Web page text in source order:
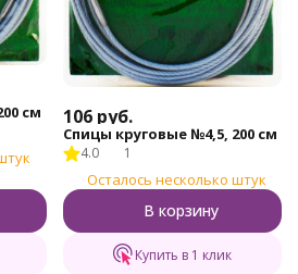
см 106 руб.
Спицы круговые №4,5, 200 см
4.0 1
Осталось несколько штук
В корзину
Купить в 1 клик